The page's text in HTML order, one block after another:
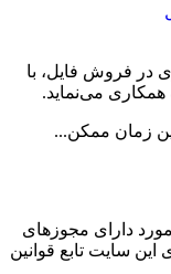
در فروش فایل، با
همکاری می‌نماید.
زمان ممکن...
دارای مجوزهای
سايت تابع قوانين